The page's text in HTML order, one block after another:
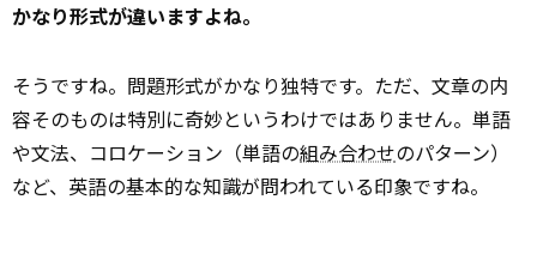
かなり形式が違いますよね。
そうですね。問題形式がかなり独特です。ただ、文章の内
容そのものは特別に奇妙というわけではありません。単語
や文法、コロケーション（単語の組み合わせのパターン）
など、英語の基本的な知識が問われている印象ですね。